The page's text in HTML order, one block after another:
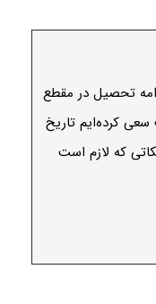
تحصیل در مقطع
کرده‌ایم تاریخ
و نکاتی که لازم است